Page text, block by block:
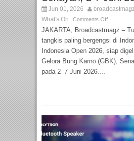
Jun 01, 2026
What's On Comments Off
JAKARTA, Broadcastmagz –
tangkis paling bergengsi di
Indonesia Open 2026, siap
Gelora Bung Karno (GBK),
pada 2–7 Juni 2026....